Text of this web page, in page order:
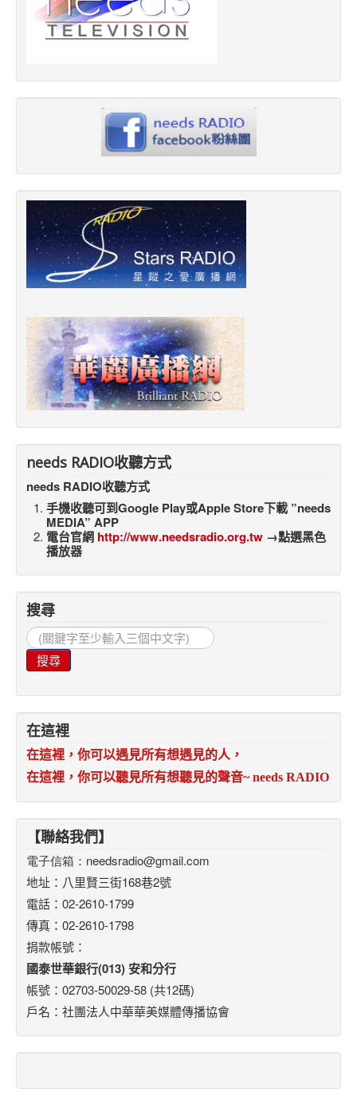
needs RADIO收聽方式
needs RADIO收聽方式
手機收聽可到Google Play或Apple Store下載 ”needs
MEDIA” APP
電台官網 http://www.needsradio.org.tw →點選黑色
播放器
搜尋
搜
尋...
搜尋
在這裡
在這裡，你可以遇見所有想遇見的人，
在這裡，你可以聽見所有想聽見的聲音~ needs RADIO
【聯絡我們】
電子信箱： needsradio@gmail.com
地址：八里賢三街168巷2號
電話：02-2610-1799
傳真：02-2610-1798
捐款帳號：
國泰世華銀行(013) 安和分行
帳號：02703-50029-58 (共12碼)
戶名：社團法人中華華美媒體傳播協會